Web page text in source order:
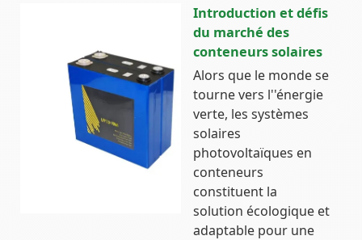
Introduction et défis
du marché des
conteneurs solaires
Alors que le monde se
tourne vers l''énergie
verte, les systèmes
solaires
photovoltaïques en
conteneurs
constituent la
solution écologique et
adaptable pour une